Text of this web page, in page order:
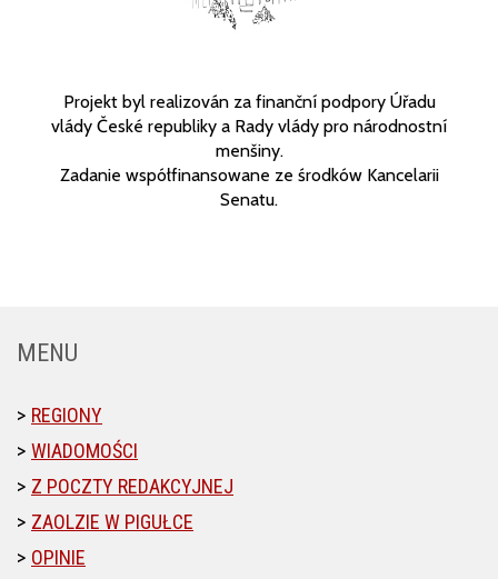
Projekt byl realizován za finanční podpory Úřadu
vlády České republiky a Rady vlády pro národnostní
menšiny.
Zadanie współfinansowane ze środków Kancelarii
Senatu.
MENU
REGIONY
WIADOMOŚCI
Z POCZTY REDAKCYJNEJ
ZAOLZIE W PIGUŁCE
OPINIE